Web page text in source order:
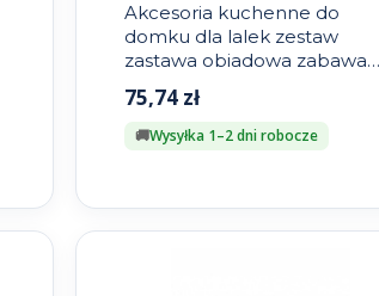
Akcesoria kuchenne do
domku dla lalek zestaw
zastawa obiadowa zabawa
Lundby
75,74 zł
Wysyłka 1–2 dni robocze